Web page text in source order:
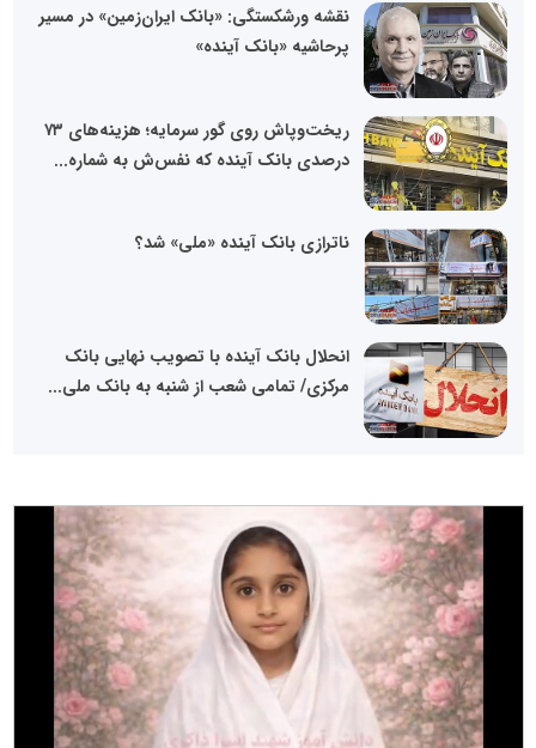
نقشه ورشکستگی: «بانک ایران‌زمین» در مسیر
پرحاشیه «بانک آینده»
ریخت‌وپاش روی گور سرمایه؛ هزینه‌های ۷۳
درصدی بانک آینده که نفس‌ش به شماره...
ناترازی بانک آینده «ملی» شد؟
انحلال بانک آینده با تصویب نهایی بانک
مرکزی/ تمامی شعب از شنبه به بانک ملی...